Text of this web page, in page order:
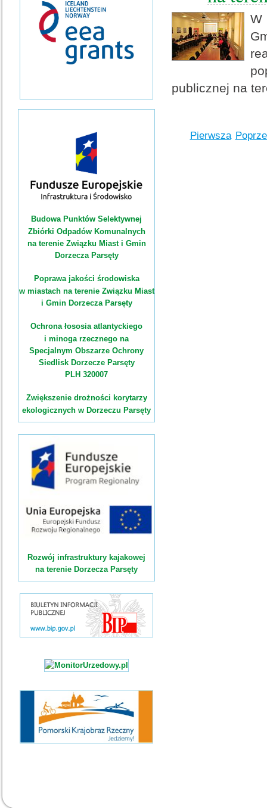
W
publicznej na
Pierwsza
Budowa Punktów Selektywnej
Zbiórki Odpadów Komunalnych
na terenie Związku Miast i Gmin
Dorzecza Parsęty
Poprawa jakości środowiska
w miastach na terenie Związku Miast
i Gmin Dorzecza Parsęty
Ochrona łososia atlantyckiego
i minoga rzecznego na
Specjalnym Obszarze Ochrony
Siedlisk Dorzecze Parsęty
PLH 320007
Zwiększenie drożności korytarzy
ekologicznych w Dorzeczu Parsęty
Rozwój infrastruktury kajakowej
na terenie Dorzecza Parsęty